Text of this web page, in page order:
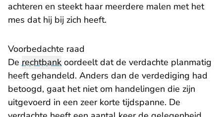
achteren en steekt haar meerdere malen met het
mes dat hij bij zich heeft.
Voorbedachte raad
De rechtbank oordeelt dat de verdachte planmatig
heeft gehandeld. Anders dan de verdediging had
betoogd, gaat het niet om handelingen die zijn
uitgevoerd in een zeer korte tijdspanne. De